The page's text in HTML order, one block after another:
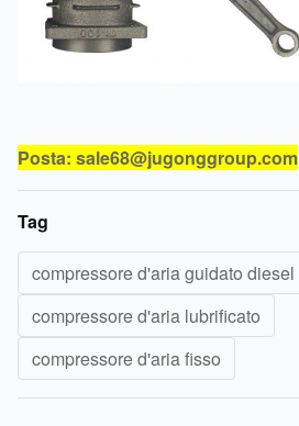
Posta: sale68@jugonggroup.com
Tag
compressore d'aria guidato diesel
compressore d'aria lubrificato
compressore d'aria fisso